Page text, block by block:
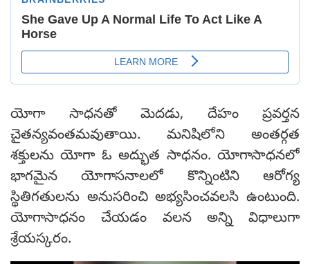
యోగా సాధనతో మెదడు, దేహం ప్రవర్తన
చైతన్యవంతమవుతాయి. మనిషిలోని అంతర్గత
శక్తులను యోగా ఓ అద్భుత సాధనం. యోగాసాధనలో
భాగమైన యోగాసనాలలో కొన్నింటిని ఆరోగ్య
స్థితిగతులను అనుసరించి అభ్యసించవలసి ఉంటుంది.
యోగాసాధనం చేయడం వలన అన్ని విధాలుగా
శ్రేయస్కరం.